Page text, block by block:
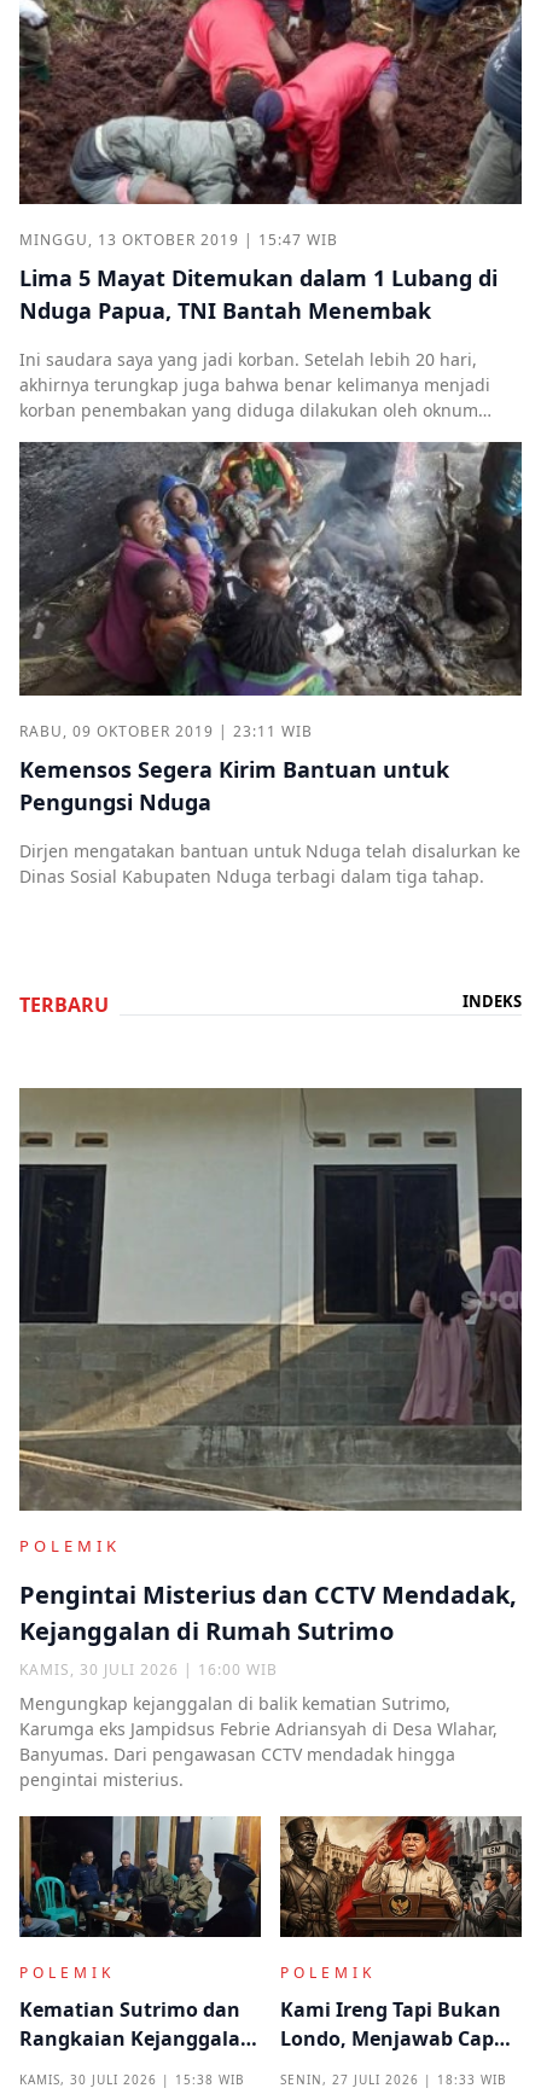
MINGGU, 13 OKTOBER 2019 | 15:47 WIB
Lima 5 Mayat Ditemukan dalam 1 Lubang di
Nduga Papua, TNI Bantah Menembak
Ini saudara saya yang jadi korban. Setelah lebih 20 hari,
akhirnya terungkap juga bahwa benar kelimanya menjadi
korban penembakan yang diduga dilakukan oleh oknum
RABU, 09 OKTOBER 2019 | 23:11 WIB
Kemensos Segera Kirim Bantuan untuk
Pengungsi Nduga
Dirjen mengatakan bantuan untuk Nduga telah disalurkan ke
Dinas Sosial Kabupaten Nduga terbagi dalam tiga tahap.
TERBARU INDEKS
POLEMIK
Pengintai Misterius dan CCTV Mendadak,
Kejanggalan di Rumah Sutrimo
KAMIS, 30 JULI 2026 | 16:00 WIB
Mengungkap kejanggalan di balik kematian Sutrimo,
Karumga eks Jampidsus Febrie Adriansyah di Desa Wlahar,
Banyumas. Dari pengawasan CCTV mendadak hingga
pengintai misterius.
POLEMIK
Kematian Sutrimo dan
Rangkaian Kejanggalan
KAMIS, 30 JULI 2026 | 15:38 WIB
POLEMIK
Kami Ireng Tapi Bukan
Londo, Menjawab Cap
SENIN, 27 JULI 2026 | 18:33 WIB